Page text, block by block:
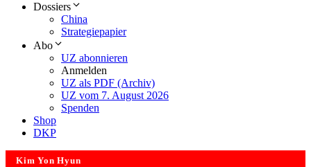
Dossiers
China
Strategiepapier
Abo
UZ abonnieren
Anmelden
UZ als PDF (Archiv)
UZ vom 7. August 2026
Spenden
Shop
DKP
Kim Yon Hyun